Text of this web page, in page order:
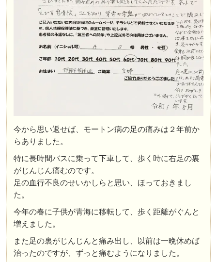
今から思い返せば、モートン病の足の痛みは２年前か
らありました。
特に長時間バスに乗って下車して、歩く時に右足の裏
がじんじん痛むのです。
足の血行不良のせいかしらと思い、ほっておきまし
た。
今年の春に子供が青海に移転して、歩く距離がぐんと
増えました。
また足の裏がじんじんと痛み出し、以前は一晩休めば
治ったのですが、ずっと痛むようになりました。